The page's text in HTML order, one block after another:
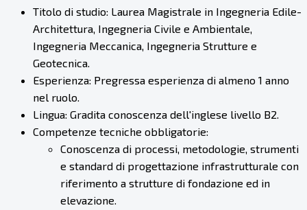
Titolo di studio: Laurea Magistrale in Ingegneria Edile-
Architettura, Ingegneria Civile e Ambientale,
Ingegneria Meccanica, Ingegneria Strutture e
Geotecnica.
Esperienza: Pregressa esperienza di almeno 1 anno
nel ruolo.
Lingua: Gradita conoscenza dell'inglese livello B2.
Competenze tecniche obbligatorie:
Conoscenza di processi, metodologie, strumenti
e standard di progettazione infrastrutturale con
riferimento a strutture di fondazione ed in
elevazione.